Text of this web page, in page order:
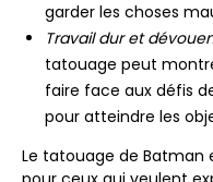
garder les choses
Travail dur et
tatouage peut
faire face aux défis
pour atteindre les
Le tatouage de